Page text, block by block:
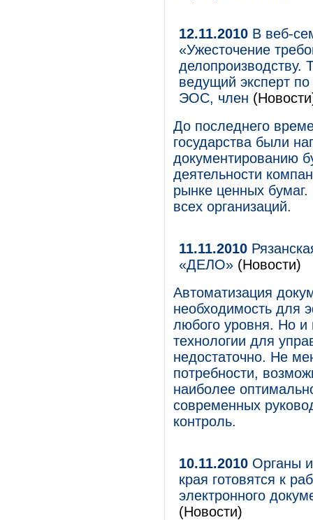
12.11.2010 В веб-
«Ужесточение
ведущий эксперт
ЭОС, член
До последнего
государства были
документированию
деятельности
рынке ценных
всех организаций.
11.11.2010
«ДЕЛО» (Новости)
Автоматизация
необходимость для
любого уровня. Но и
технологии для
недостаточно. Не
потребности,
наиболее
современных
контроль.
10.11.2010 Органы
края готовятся к
электронного
(Новости)